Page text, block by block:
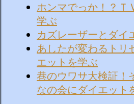
ホンマでっか！？Ｔ
学ぶ
カズレーザーとダイ
あしたが変わるトリ
エットを学ぶ
巷のウワサ大検証！
なの会にダイエット